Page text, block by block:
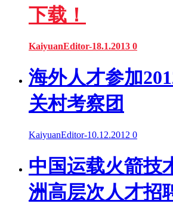
下载！
KaiyuanEditor-18.1.2013 0
海外人才参加
关村考察团
KaiyuanEditor-10.12.2012 0
中国运载火箭技
洲高层次人才招